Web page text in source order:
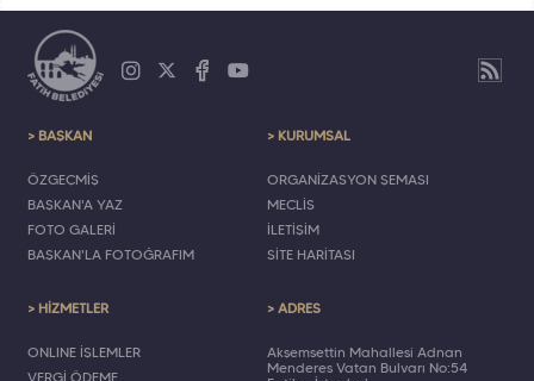
> BAŞKAN
ÖZGEÇMİŞ
BAŞKAN'A YAZ
FOTO GALERİ
BAŞKAN'LA FOTOĞRAFIM
> KURUMSAL
ORGANİZASYON ŞEMASI
MECLİS
İLETİŞİM
SİTE HARİTASI
> HİZMETLER
ONLINE İŞLEMLER
> ADRES
Akşemsettin Mahallesi Adnan
Menderes Vatan Bulvarı No:54